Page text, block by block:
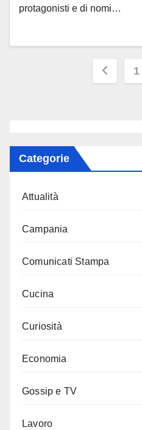
protagonisti e di nomi…
1
Categorie
Attualità
Campania
Comunicati Stampa
Cucina
Curiosità
Economia
Gossip e TV
Lavoro